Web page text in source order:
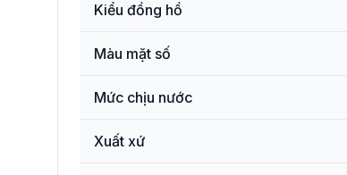
Kiểu đồng hồ
Màu mặt số
Mức chịu nước
Xuất xứ